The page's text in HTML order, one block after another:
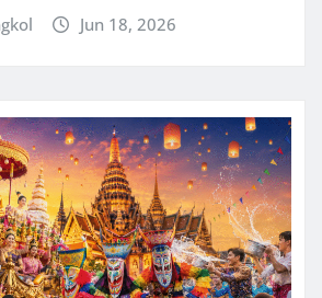
Jun 18, 2026